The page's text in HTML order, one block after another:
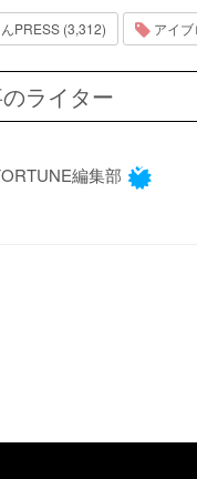
PRESS (3,312) アイ
ライター
編集部